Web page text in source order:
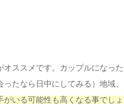
ススメです。カップルになった
たなら日中にしてみる）地域、
いる可能性も高くなる事でしょ